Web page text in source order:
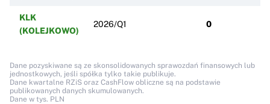
KLK
(KOLEJKOWO)
2026/Q1 0
Dane pozyskiwane są ze skonsolidowanych sprawozdań finansowych lub
jednostkowych, jeśli spółka tylko takie publikuje.
Dane kwartalne RZiS oraz CashFlow obliczne są na podstawie
publikowanych danych skumulowanych.
Dane w tys. PLN